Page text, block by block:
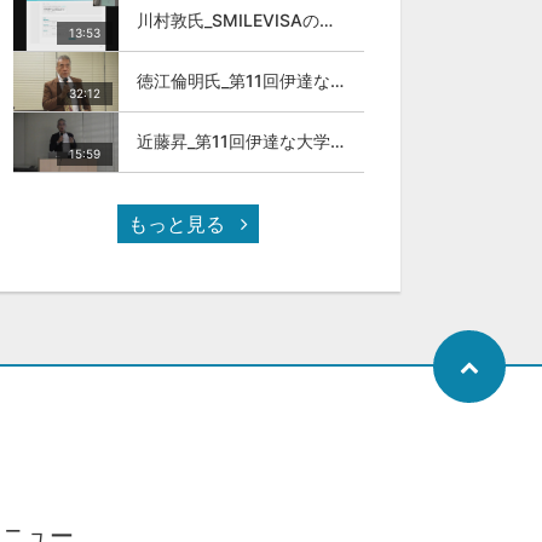
13:53
川村敦氏_SMILEVISAのサービスについて
32:12
徳江倫明氏_第11回伊達な大学院セミナー
15:59
近藤昇_第11回伊達な大学院セミナー
もっと見る
ニュー